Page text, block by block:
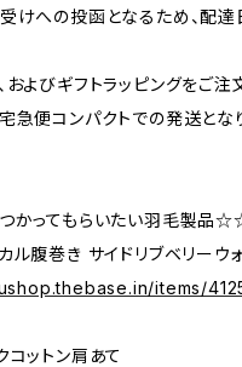
けへの投函となるため、配
よびギフトラッピングをご注
急便コンパクトでの発送となり
かってもらいたい羽毛製品
腹巻き サイドリブベリーウ
items/
ットン肩あて